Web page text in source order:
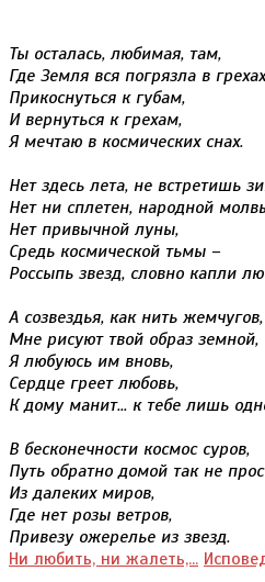
Ты осталась, любимая, там,
Где Земля вся погрязла в
Прикоснуться к губам,
И вернуться к грехам,
Я мечтаю в космических снах.
Нет здесь лета, не встретишь
Нет ни сплетен, народной
Нет привычной луны,
Средь космической тьмы –
Россыпь звезд, словно капли
А созвездья, как нить жемчугов,
Мне рисуют твой образ земной,
Я любуюсь им вновь,
Сердце греет любовь,
К дому манит... к тебе лишь
В бесконечности космос суров,
Путь обратно домой так не
Из далеких миров,
Где нет розы ветров,
Привезу ожерелье из звезд.
Ни любить, ни жалеть,...